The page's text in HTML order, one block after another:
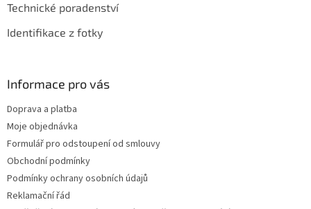
Technické poradenství
Identifikace z fotky
Informace pro vás
Doprava a platba
Moje objednávka
Formulář pro odstoupení od smlouvy
Obchodní podmínky
Podmínky ochrany osobních údajů
Reklamační řád